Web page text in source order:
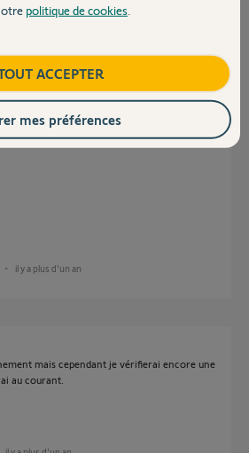
le câblage ?
et noir est importante.
il y a plus d'un an
mais cependant je vérifierai encore une
au courant.
politique de cookies
ACCEPTER
mes préférences